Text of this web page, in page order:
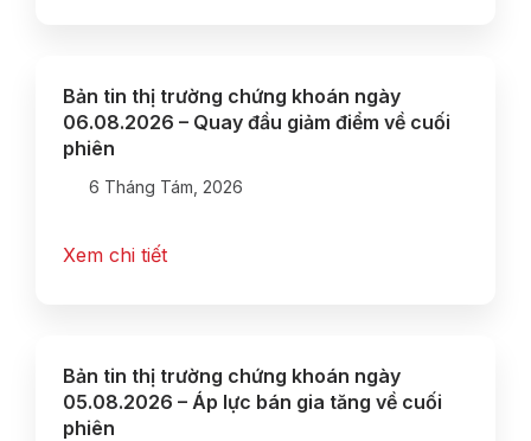
Bản tin thị trường chứng khoán ngày
06.08.2026 – Quay đầu giảm điểm về cuối
phiên
6 Tháng Tám, 2026
Xem chi tiết
Bản tin thị trường chứng khoán ngày
05.08.2026 – Áp lực bán gia tăng về cuối
phiên